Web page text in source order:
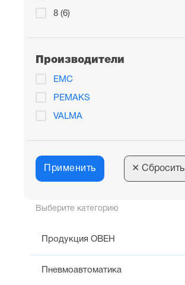
Выберите категорию
Продукция ОВЕН
Пневмоавтоматика
8 (6)
Производители
EMC
PEMAKS
VALMA
Применить ✕ Сбросить